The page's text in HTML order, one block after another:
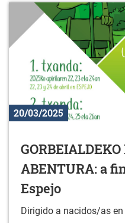
20/03/2025
GORBEIALDEKO
ABENTURA: a
Espejo
Dirigido a nacidos/as